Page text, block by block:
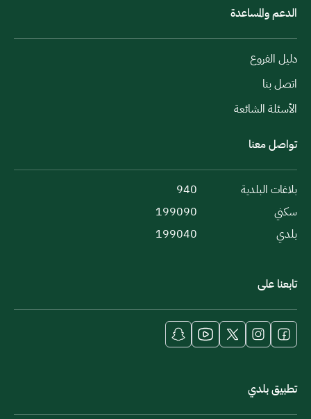
الدعم والمساعدة
دليل الفروع
اتصل بنا
الأسئلة الشائعة
تواصل معنا
بلاغات البلدية
940
سكني
199090
بلدي
199040
تابعنا على
تطبيق بلدي